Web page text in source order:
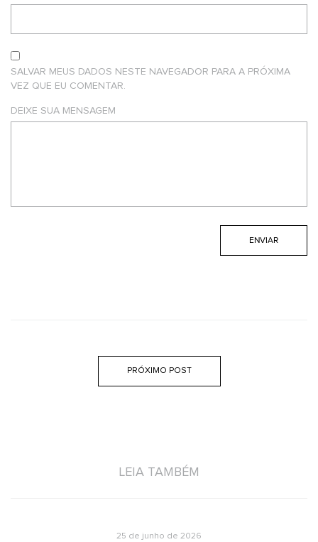
SALVAR MEUS DADOS NESTE NAVEGADOR PARA A PRÓXIMA
VEZ QUE EU COMENTAR.
DEIXE SUA MENSAGEM
PRÓXIMO POST
LEIA TAMBÉM
25 de junho de 2026